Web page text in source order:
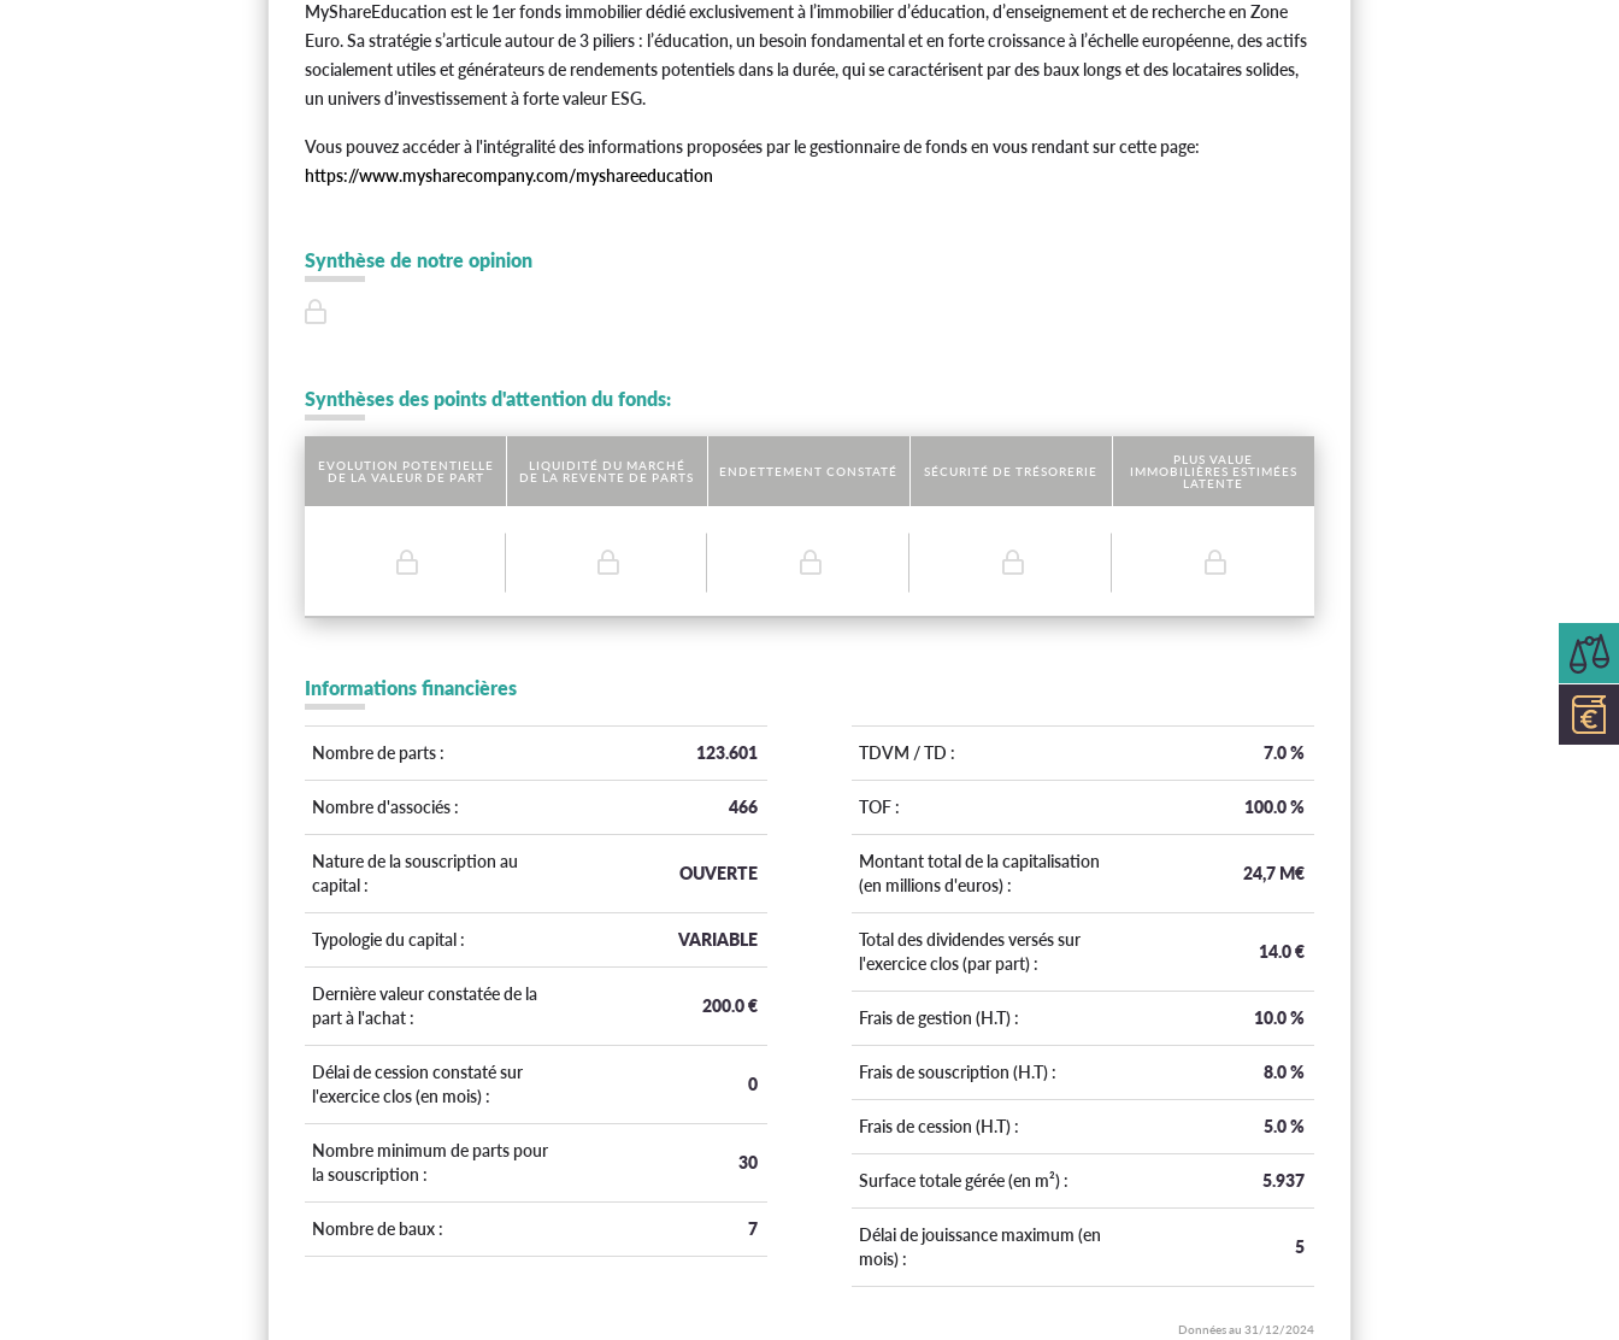
MyShareEducation est le 1er fonds immobilier dédié exclusivement à l’immobilier d’éducation, d’enseignement et de recherche en Zone
Euro. Sa stratégie s’articule autour de 3 piliers : l’éducation, un besoin fondamental et en forte croissance à l’échelle européenne, des actifs
socialement utiles et générateurs de rendements potentiels dans la durée, qui se caractérisent par des baux longs et des locataires solides,
un univers d’investissement à forte valeur ESG.
Vous pouvez accéder à l'intégralité des informations proposées par le gestionnaire de fonds en vous rendant sur cette page:
https://www.mysharecompany.com/myshareeducation
Synthèse de notre opinion
Synthèses des points d'attention du fonds:
EVOLUTION POTENTIELLE
DE LA VALEUR DE PART
LIQUIDITÉ DU MARCHÉ
DE LA REVENTE DE PARTS
ENDETTEMENT CONSTATÉ SÉCURITÉ DE TRÉSORERIE
PLUS VALUE
IMMOBILIÈRES ESTIMÉES
LATENTE
Informations financières
Nombre de parts : 123.601
Nombre d'associés : 466
Nature de la souscription au
capital :
OUVERTE
Typologie du capital : VARIABLE
Dernière valeur constatée de la
part à l'achat :
200.0€
Délai de cession constaté sur
l'exercice clos (en mois) :
0
Nombre minimum de parts pour
la souscription :
30
Nombre de baux : 7
TDVM / TD : 7.0%
TOF : 100.0%
Montant total de la capitalisation
(en millions d'euros) :
24,7 M€
Total des dividendes versés sur
l'exercice clos (par part) :
14.0€
Frais de gestion (H.T) : 10.0%
Frais de souscription (H.T) : 8.0%
Frais de cession (H.T) : 5.0%
Surface totale gérée (en m²) : 5.937
Délai de jouissance maximum (en
mois) :
5
Données au 31/12/2024